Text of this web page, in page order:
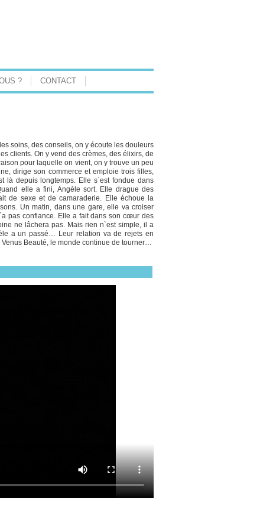
? CONTACT
soins, des conseils, on y écoute les douleurs
clients. On y vend des crèmes, des élixirs, de
pour laquelle on vient, on y trouve un peu
dirige son commerce et emploie trois filles,
là depuis longtemps. Elle s`est fondue dans
elle a fini, Angèle sort. Elle drague des
de sexe et de camaraderie. Elle échoue la
Un matin, dans une gare, elle va croiser
pas confiance. Elle a fait dans son cœur des
ne lâchera pas. Mais rien n`est simple, il a
a un passé… Leur relation va de rejets en
Beauté, le monde continue de tourner…